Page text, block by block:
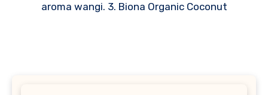
aroma wangi. 3. Biona Organic Coconut